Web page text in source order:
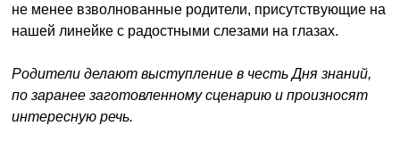
не менее взволнованные родители, присутствующие на
нашей линейке с радостными слезами на глазах.
Родители делают выступление в честь Дня знаний,
по заранее заготовленному сценарию и произносят
интересную речь.